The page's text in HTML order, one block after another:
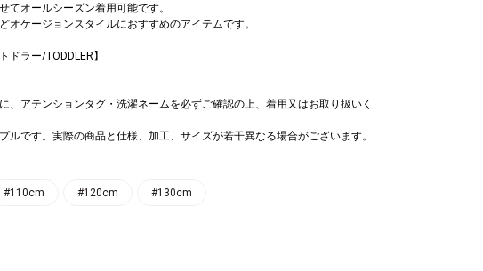
￥1,650
オールシーズン着用可能です。
オケージョンスタイルにおすすめのアイテムです。
ドラー/TODDLER】
、アテンションタグ・洗濯ネームを必ずご確認の上、着用又はお取り扱いく
ルです。実際の商品と仕様、加工、サイズが若干異なる場合がございます。
#110cm #120cm #130cm